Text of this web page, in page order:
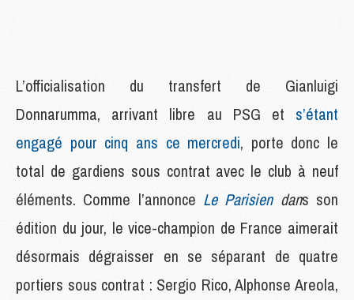
L’officialisation du transfert de Gianluigi
Donnarumma, arrivant libre au PSG et s’étant
engagé pour cinq ans ce mercredi, porte donc le
total de gardiens sous contrat avec le club à neuf
éléments. Comme l’annonce Le Parisiendans son
édition du jour, le vice-champion de France aimerait
désormais dégraisser en se séparant de quatre
portiers sous contrat : Sergio Rico, Alphonse Areola,